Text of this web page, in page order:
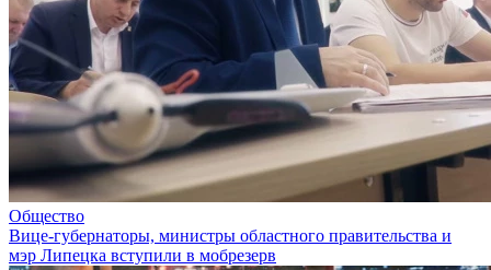
Общество
Вице-губернаторы, министры областного правительства и
мэр Липецка вступили в мобрезерв